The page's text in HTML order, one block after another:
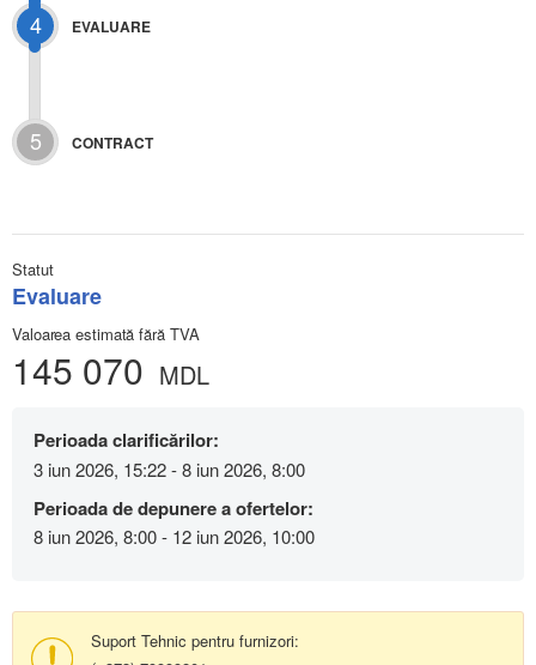
4 EVALUARE
5 CONTRACT
Statut
Evaluare
Valoarea estimată fără TVA
145 070 MDL
Perioada clarificărilor:
3 iun 2026, 15:22 - 8 iun 2026, 8:00
Perioada de depunere a ofertelor:
8 iun 2026, 8:00 - 12 iun 2026, 10:00
Suport Tehnic pentru furnizori: